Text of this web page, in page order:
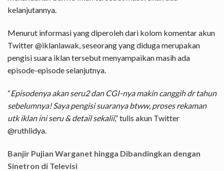
kelanjutannya.
Menurut informasi yang diperoleh dari kolom komentar akun
Twitter @iklanlawak, seseorang yang diduga merupakan
pengisi suara iklan tersebut menyampaikan masih ada
episode-episode selanjutnya.
“Episodenya akan seru2 dan CGI-nya makin canggih dr tahun
sebelumnya! Saya pengisi suaranya btww, proses rekaman
utk iklan ini seru & detail sekalii,” tulis akun Twitter
@ruthlidya.
Banjir Pujian Warganet hingga Dibandingkan dengan
Sinetron di Televisi